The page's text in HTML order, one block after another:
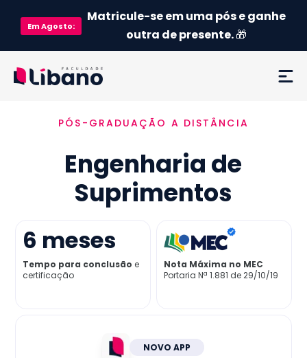
EmAgosto:
Matricule-se em uma pós e ganhe
outra de presente.🎁
Ementa
Como funciona
Credenciamento MEC
Preço
Já sou aluno
PÓS-GRADUAÇÃO A DISTÂNCIA
Engenharia de
Suprimentos
6 meses
Tempo para conclusão e
certificação
Nota Máxima no MEC
Portaria Nª 1.881 de 29/10/19
NOVO APP